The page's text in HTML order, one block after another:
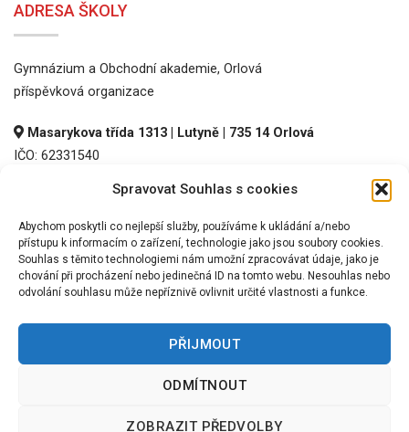
Spravovat Souhlas s cookies
Abychom poskytli co nejlepší služby, používáme k ukládání a/nebo
přístupu k informacím o zařízení, technologie jako jsou soubory cookies.
Souhlas s těmito technologiemi nám umožní zpracovávat údaje, jako je
chování při procházení nebo jedinečná ID na tomto webu. Nesouhlas nebo
odvolání souhlasu může nepříznivě ovlivnit určité vlastnosti a funkce.
PŘIJMOUT
ODMÍTNOUT
ZOBRAZIT PŘEDVOLBY
ADRESA ŠKOLY
Gymnázium a Obchodní akademie, Orlová
příspěvková organizace
Masarykova třída 1313 | Lutyně | 735 14 Orlová
IČO: 62331540
REDIZO: 600016536
©
PRIVACY